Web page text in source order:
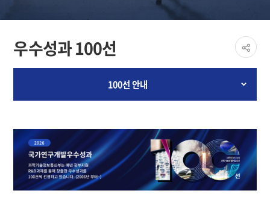
우수성과 100선
페이지
공유
share
100선 안내